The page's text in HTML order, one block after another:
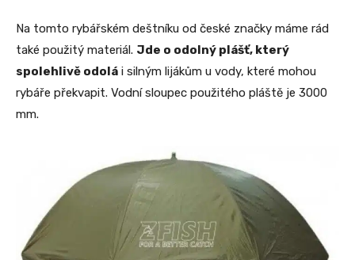
Na tomto rybářském deštníku od české značky máme rád
také použitý materiál. Jde o odolný plášť, který
spolehlivě odolá i silným lijákům u vody, které mohou
rybáře překvapit. Vodní sloupec použitého pláště je 3000
mm.